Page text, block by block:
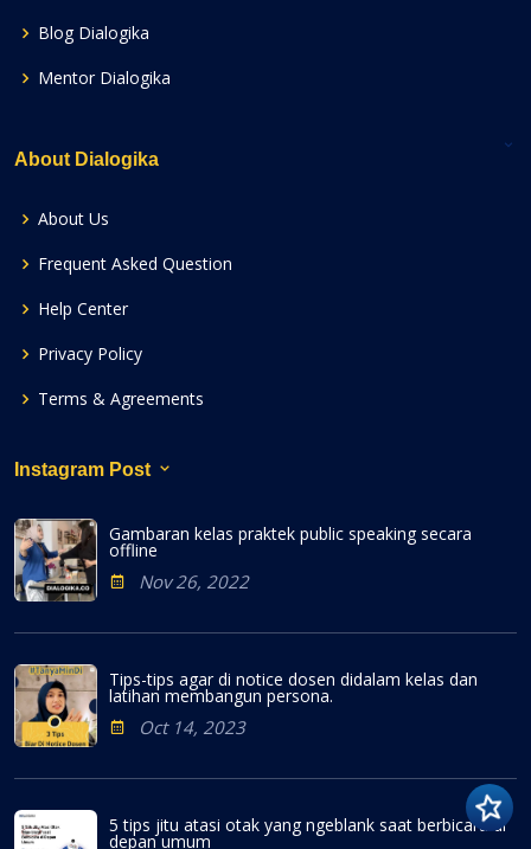
Blog Dialogika
Mentor Dialogika
About Dialogika
About Us
Frequent Asked Question
Help Center
Privacy Policy
Terms & Agreements
Instagram Post
Gambaran kelas praktek public speaking secara
offline
Nov 26, 2022
Tips-tips agar di notice dosen didalam kelas dan
latihan membangun persona.
Oct 14, 2023
5 tips jitu atasi otak yang ngeblank saat berbicara di
depan umum